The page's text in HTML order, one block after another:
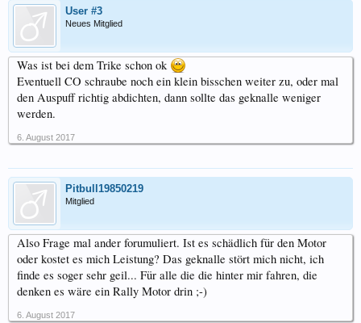
User #3
Neues Mitglied
Was ist bei dem Trike schon ok
Eventuell CO schraube noch ein klein bisschen weiter zu, oder mal
den Auspuff richtig abdichten, dann sollte das geknalle weniger
werden.
6. August 2017
Pitbull19850219
Mitglied
Also Frage mal ander forumuliert. Ist es schädlich für den Motor
oder kostet es mich Leistung? Das geknalle stört mich nicht, ich
finde es soger sehr geil... Für alle die die hinter mir fahren, die
denken es wäre ein Rally Motor drin ;-)
6. August 2017